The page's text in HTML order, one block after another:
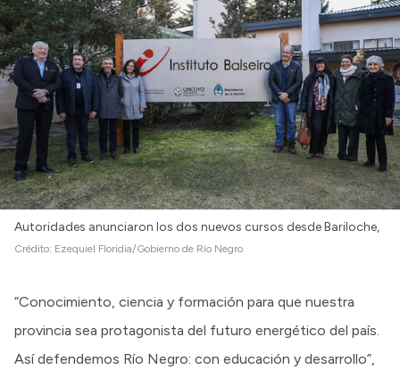
Autoridades anunciaron los dos nuevos cursos desde Bariloche,
Crédito: Ezequiel Floridia/Gobierno de Río Negro
“Conocimiento, ciencia y formación para que nuestra
provincia sea protagonista del futuro energético del país.
Así defendemos Río Negro: con educación y desarrollo”,